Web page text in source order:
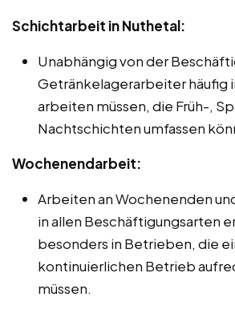
Schichtarbeit in Nuthetal:
Unabhängig von der
Getränkelagerarbeiter häufig
arbeiten müssen, die Früh-,
Nachtschichten umfassen
Wochenendarbeit:
Arbeiten an Wochenenden
in allen Beschäftigungsarten
besonders in Betrieben, die
kontinuierlichen Betrieb
müssen.